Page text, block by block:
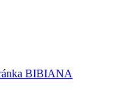
BIBIANA